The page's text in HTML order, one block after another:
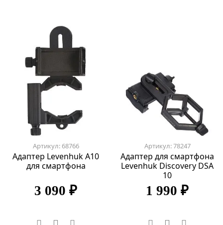
Артикул: 68766
Адаптер Levenhuk A10
для смартфона
3 090 ₽
Артикул: 78247
Адаптер для смартфона
Levenhuk Discovery DSA
10
1 990 ₽